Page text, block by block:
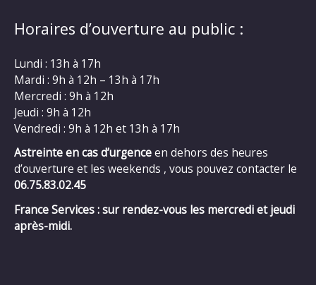
Horaires d’ouverture au public :
Lundi : 13h à 17h
Mardi : 9h à 12h – 13h à 17h
Mercredi : 9h à 12h
Jeudi : 9h à 12h
Vendredi : 9h à 12h et 13h à 17h
Astreinte en cas d’urgenceen dehors des heures
d’ouverture et les weekends , vous pouvez contacter le
06.75.83.02.45
France Services : sur rendez-vous les mercredi et jeudi
après-midi.